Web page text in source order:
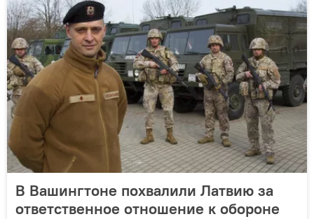
В Вашингтоне похвалили Латвию за
ответственное отношение к обороне